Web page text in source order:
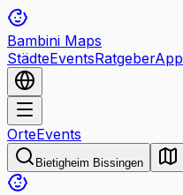
Bambini Maps
StädteEventsRatgeberApp
OrteEvents
Bietigheim Bissingen